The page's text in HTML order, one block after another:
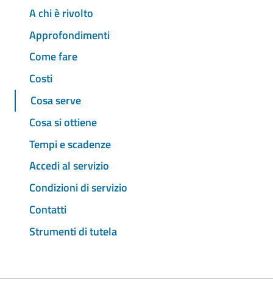
A chi è rivolto
Approfondimenti
Come fare
Costi
Cosa serve
Cosa si ottiene
Tempi e scadenze
Accedi al servizio
Condizioni di servizio
Contatti
Strumenti di tutela